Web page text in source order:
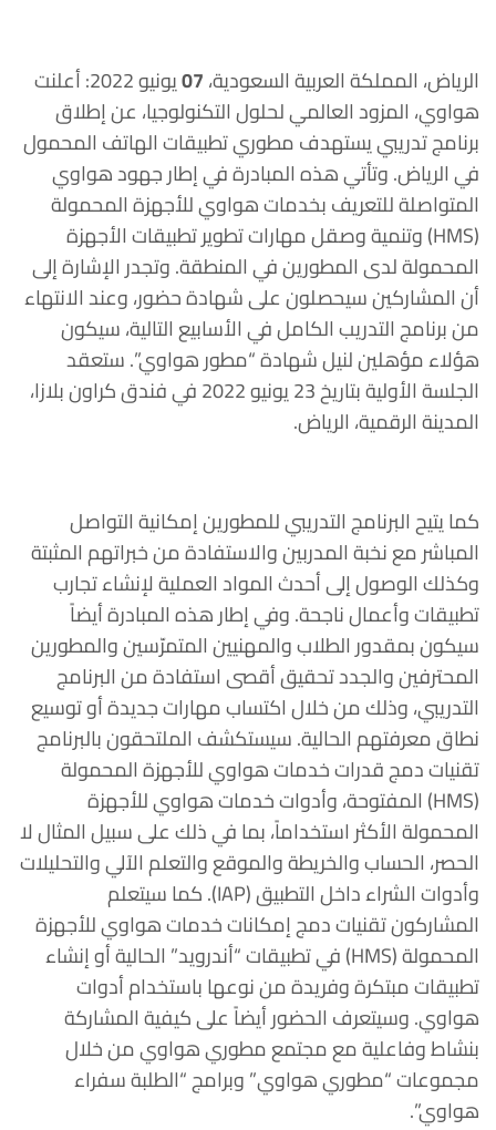
الرياض، المملكة العربية السعودية،07
يونيو 2022: أعلنت
هواوي، المزود العالمي لحلول التكنولوجيا، عن إطلاق
برنامج تدريبي يستهدف مطوري تطبيقات الهاتف المحمول
في الرياض. وتأتي هذه المبادرة في إطار جهود هواوي
المتواصلة للتعريف بخدمات هواوي للأجهزة المحمولة
(HMS) وتنمية وصقل مهارات تطوير تطبيقات الأجهزة
المحمولة لدى المطورين في المنطقة. وتجدر الإشارة إلى
أن المشاركين سيحصلون على شهادة حضور، وعند الانتهاء
من برنامج التدريب الكامل في الأسابيع التالية، سيكون
هؤلاء مؤهلين لنيل شهادة “مطور هواوي”. ستعقد
الجلسة الأولية بتاريخ 23 يونيو 2022 في فندق كراون بلازا،
المدينة الرقمية، الرياض.
كما يتيح البرنامج التدريبي للمطورين إمكانية التواصل
المباشر مع نخبة المدربين والاستفادة من خبراتهم المثبتة
وكذلك الوصول إلى أحدث المواد العملية لإنشاء تجارب
تطبيقات وأعمال ناجحة. وفي إطار هذه المبادرة أيضاً
سيكون بمقدور الطلاب والمهنيين المتمرّسين والمطورين
المحترفين والجدد تحقيق أقصى استفادة من البرنامج
التدريبي، وذلك من خلال اكتساب مهارات جديدة أو توسيع
نطاق معرفتهم الحالية. سيستكشف الملتحقون بالبرنامج
تقنيات دمج قدرات خدمات هواوي للأجهزة المحمولة
(HMS) المفتوحة، وأدوات خدمات هواوي للأجهزة
المحمولة الأكثر استخداماً، بما في ذلك على سبيل المثال لا
الحصر، الحساب والخريطة والموقع والتعلم الآلي والتحليلات
وأدوات الشراء داخل التطبيق (IAP). كما سيتعلم
المشاركون تقنيات دمج إمكانات خدمات هواوي للأجهزة
المحمولة (HMS) في تطبيقات “أندرويد” الحالية أو إنشاء
تطبيقات مبتكرة وفريدة من نوعها باستخدام أدوات
هواوي. وسيتعرف الحضور أيضاً على كيفية المشاركة
بنشاط وفاعلية مع مجتمع مطوري هواوي من خلال
مجموعات “مطوري هواوي” وبرامج “الطلبة سفراء
هواوي”.